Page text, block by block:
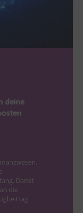
deine
Damit
die